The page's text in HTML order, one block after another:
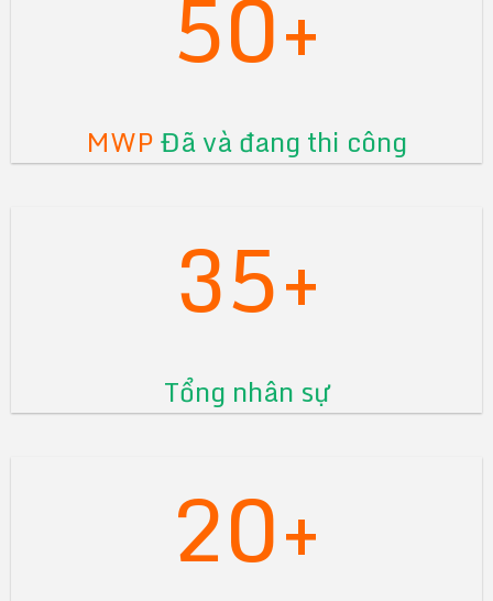
MWPĐã và đang thi công
35+
Tổng nhân sự
20+